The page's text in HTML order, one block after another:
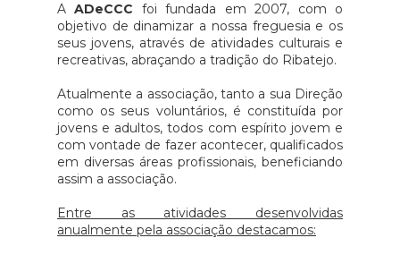
A ADeCCC foi fundada em 2007, com o
objetivo de dinamizar a nossa freguesia e os
seus jovens, através de atividades culturais e
recreativas, abraçando a tradição do Ribatejo.
Atualmente a associação, tanto a sua Direção
como os seus voluntários, é constituída por
jovens e adultos, todos com espírito jovem e
com vontade de fazer acontecer, qualificados
em diversas áreas profissionais, beneficiando
assim a associação.
Entre as atividades desenvolvidas
anualmente pela associação destacamos: